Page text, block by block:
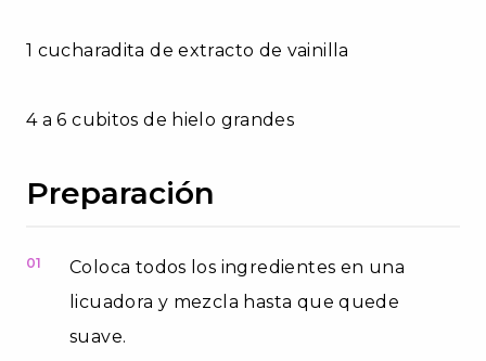
1 cucharadita de extracto de vainilla
4 a 6 cubitos de hielo grandes
Preparación
01
Coloca todos los ingredientes en una
licuadora y mezcla hasta que quede
suave.